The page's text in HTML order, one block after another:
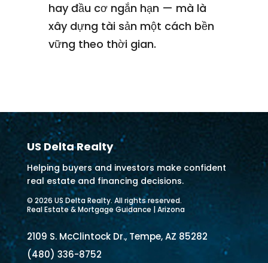
hay đầu cơ ngắn hạn — mà là
xây dựng tài sản một cách bền
vững theo thời gian.
US Delta Realty
Helping buyers and investors make confident
real estate and financing decisions.
© 2026 US Delta Realty. All rights reserved.
Real Estate & Mortgage Guidance | Arizona
2109 S. McClintock Dr., Tempe, AZ 85282
(480) 336-8752